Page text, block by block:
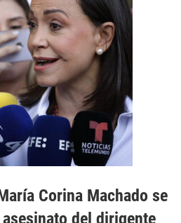
Corina Machado se
del dirigente